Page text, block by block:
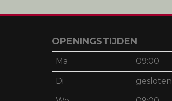
OPENINGSTIJDEN
Ma 09:00
Di gesloten